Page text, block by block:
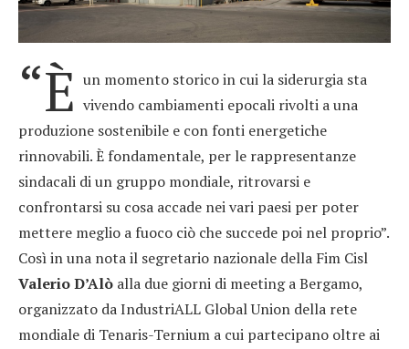
“È un momento storico in cui la siderurgia sta
vivendo cambiamenti epocali rivolti a una
produzione sostenibile e con fonti energetiche
rinnovabili. È fondamentale, per le rappresentanze
sindacali di un gruppo mondiale, ritrovarsi e
confrontarsi su cosa accade nei vari paesi per poter
mettere meglio a fuoco ciò che succede poi nel proprio”.
Così in una nota il segretario nazionale della Fim Cisl
Valerio D’Alò alla due giorni di meeting a Bergamo,
organizzato da IndustriALL Global Union della rete
mondiale di Tenaris-Ternium a cui partecipano oltre ai